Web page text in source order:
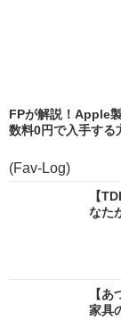
FPが解説！Apple
数料0円で入手する
(Fav-Log)
【
なた
【
家具